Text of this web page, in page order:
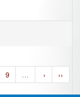
9 … › ››